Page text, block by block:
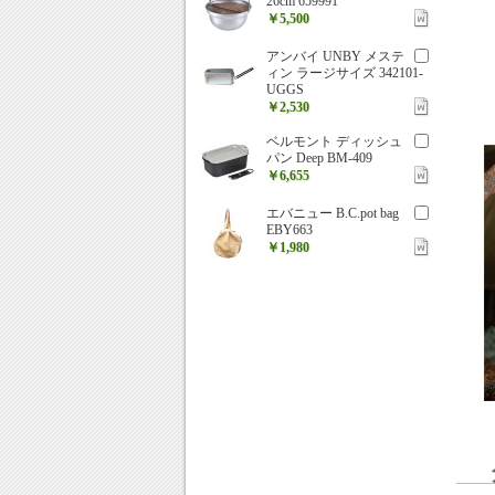
￥5,500
アンバイ UNBY メステ
ィン ラージサイズ 342101-
UGGS
￥2,530
ベルモント ディッシュ
パン Deep BM-409
￥6,655
エバニュー B.C.pot bag
EBY663
￥1,980